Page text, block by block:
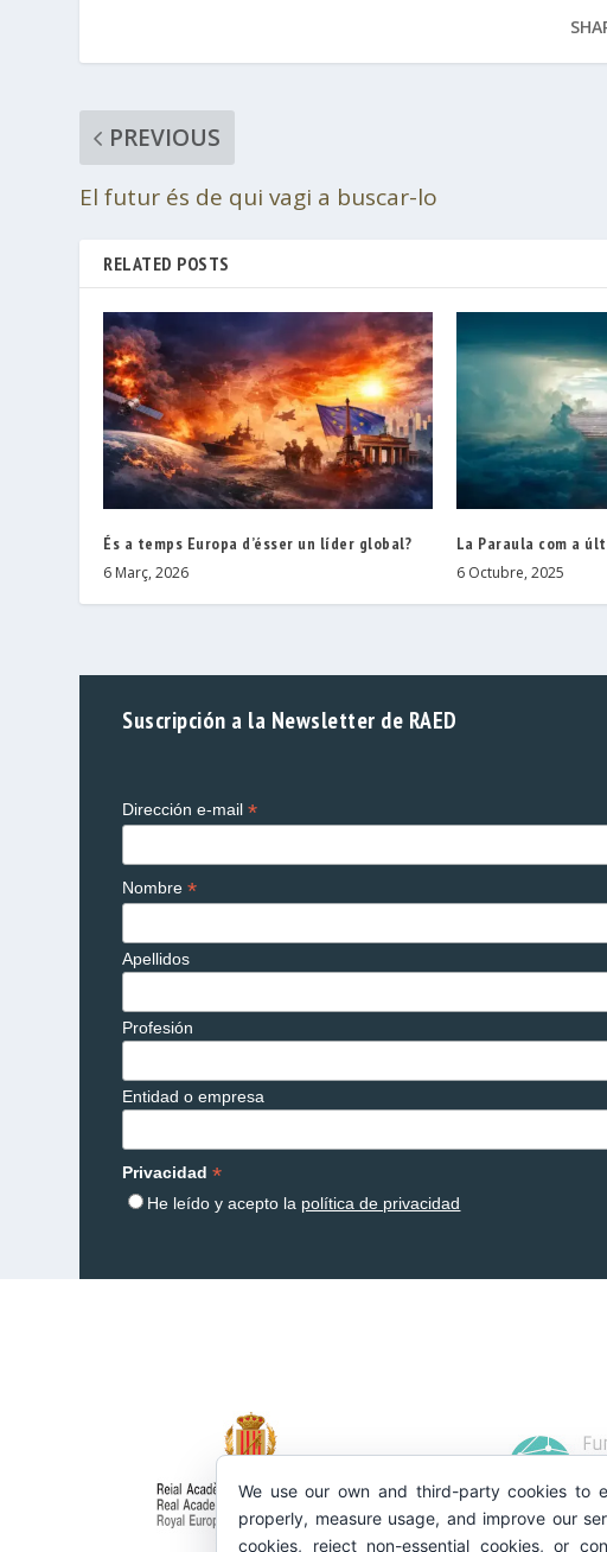
PREVIOUS
El futur és de qui vagi a buscar-lo
RELATED POSTS
És a temps Europa d’ésser un líder global?
6 Març, 2026
La Paraula com a
6 Octubre, 2025
Suscripción a la Newsletter de RAED
Dirección e-mail*
Nombre*
Apellidos
Profesión
Entidad o empresa
Privacidad*
He leído y acepto la política de privacidad
We use our own and third-party cookies to
properly, measure usage, and improve our
cookies, reject non-essential cookies, or